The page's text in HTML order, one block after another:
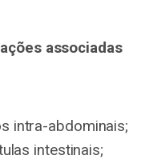
associadas
intra-abdominais;
intestinais;